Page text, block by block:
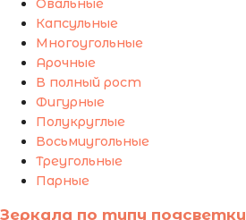
Овальные
Капсульные
Многоугольные
Арочные
В полный рост
Фигурные
Полукруглые
Восьмиугольные
Треугольные
Парные
Зеркала по типу подсветки